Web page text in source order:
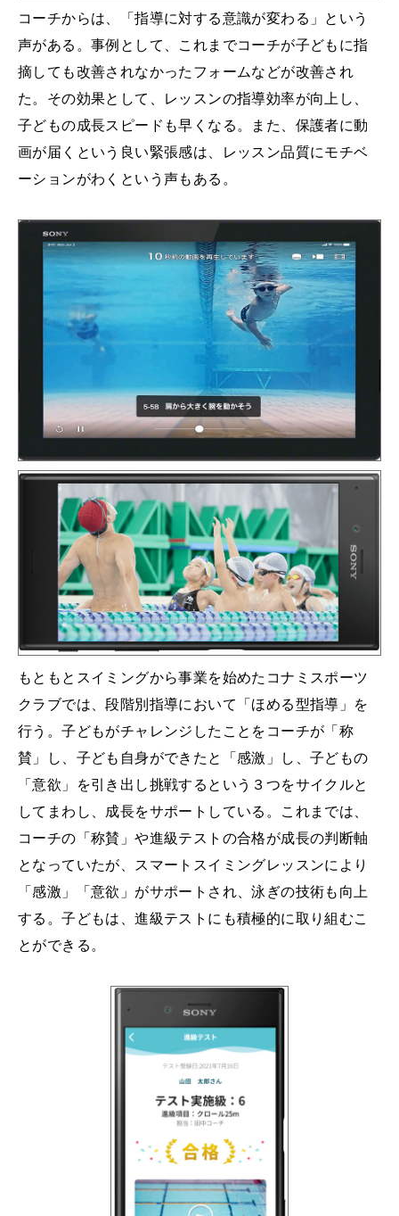
コーチからは、「指導に対する意識が変わる」という
声がある。事例として、これまでコーチが子どもに指
摘しても改善されなかったフォームなどが改善され
た。その効果として、レッスンの指導効率が向上し、
子どもの成長スピードも早くなる。また、保護者に動
画が届くという良い緊張感は、レッスン品質にモチベ
ーションがわくという声もある。
もともとスイミングから事業を始めたコナミスポーツ
クラブでは、段階別指導において「ほめる型指導」を
行う。子どもがチャレンジしたことをコーチが「称
賛」し、子ども自身ができたと「感激」し、子どもの
「意欲」を引き出し挑戦するという３つをサイクルと
してまわし、成長をサポートしている。これまでは、
コーチの「称賛」や進級テストの合格が成長の判断軸
となっていたが、スマートスイミングレッスンにより
「感激」「意欲」がサポートされ、泳ぎの技術も向上
する。子どもは、進級テストにも積極的に取り組むこ
とができる。